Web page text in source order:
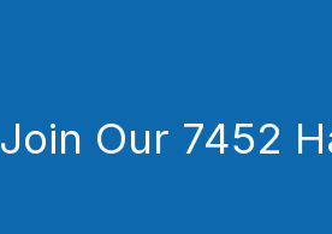
Join Our 7452